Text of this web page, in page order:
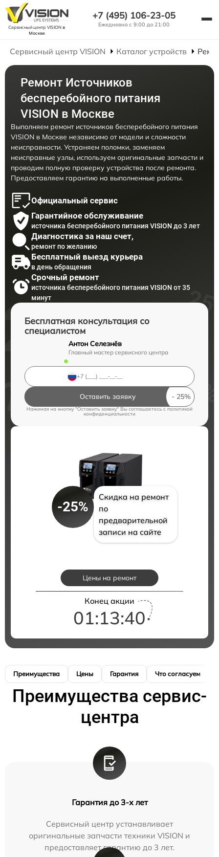
Сервисный центр VISION в
Москве
+7 (495) 106-23-05
Ежедневно с 9:00 до 21:00
Сервисный центр VISION Каталог устройств
Ремонт Источников
бесперебойного питания
VISION в Москве
Выполняем ремонт источников бесперебойного питания
VISION в Москве независимо от модели и сложности
неисправности. Устраняем поломки, заменяем
неисправные узлы, используем оригинальные запчасти и
проводим полную проверку устройства после ремонта.
Предоставляем гарантию на выполненные работы.
Официальный сервис
Гарантийное обслуживание
источника бесперебойного питания VISION до 3 лет
Диагностика за наш счет,
ремонт по желанию
Бесплатный выезд курьера
в день обращения
Срочный ремонт
источника бесперебойного питания VISION от 35
минут
Бесплатная консультация со
специалистом
Антон Селезнёв
Главный мастер сервисного центра
Оставить заявку
Нажимая на кнопку "Оставить заявку" Вы соглашаетесь cполитикой
конфиденциальности
-25%
Скидка на ремонт
по
предварительной
записи на сайте
Цены на ремонт
Конец акции
01:13:39
Преимущества Цены Гарантия Что согласуем
Преимущества сервис-
центра
Гарантия до 3-х лет
Сервисный центр устанавливает
оригинальные запчасти техники VISION и
предоставляет гарантию до 3 лет.